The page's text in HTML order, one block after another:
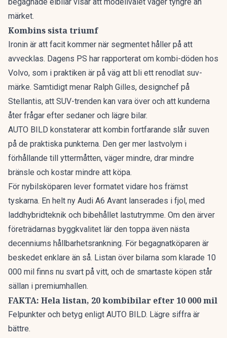
märket.
Kombins sista triumf
Ironin är att facit kommer när segmentet håller på att
avvecklas. Dagens PS har rapporterat om kombi-döden hos
Volvo, som i praktiken är på väg att bli ett renodlat suv-
märke. Samtidigt menar Ralph Gilles, designchef på
Stellantis, att SUV-trenden kan vara över och att kunderna
åter frågar efter sedaner och lägre bilar.
AUTO BILD konstaterar att kombin fortfarande slår suven
på de praktiska punkterna. Den ger mer lastvolym i
förhållande till yttermåtten, väger mindre, drar mindre
bränsle och kostar mindre att köpa.
För nybilsköparen lever formatet vidare hos främst
tyskarna. En helt ny Audi A6 Avant lanserades i fjol, med
laddhybridteknik och bibehållet lastutrymme. Om den ärver
företrädarnas byggkvalitet lär den toppa även nästa
decenniums hållbarhetsrankning. För begagnatköparen är
beskedet enklare än så. Listan över bilarna som klarade 10
000 mil finns nu svart på vitt, och de smartaste köpen står
sällan i premiumhallen.
FAKTA: Hela listan, 20 kombibilar efter 10 000 mil
Felpunkter och betyg enligt AUTO BILD. Lägre siffra är
bättre.